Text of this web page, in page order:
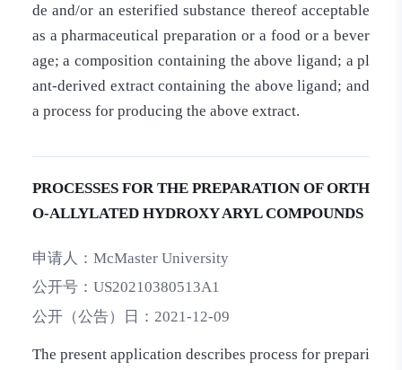
de and/or an esterified substance thereof acceptable
as a pharmaceutical preparation or a food or a bever
age; a composition containing the above ligand; a pl
ant-derived extract containing the above ligand; and
a process for producing the above extract.
PROCESSES FOR THE PREPARATION OF ORTH
O-ALLYLATED HYDROXY ARYL COMPOUNDS
申请人： McMaster University
公开号： US20210380513A1
公开（公告）日： 2021-12-09
The present application describes process for prepari